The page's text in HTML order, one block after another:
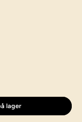
lager